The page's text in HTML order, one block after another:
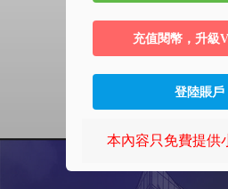
充值閱幣，升級
登陸賬戶
本內容只免費提供